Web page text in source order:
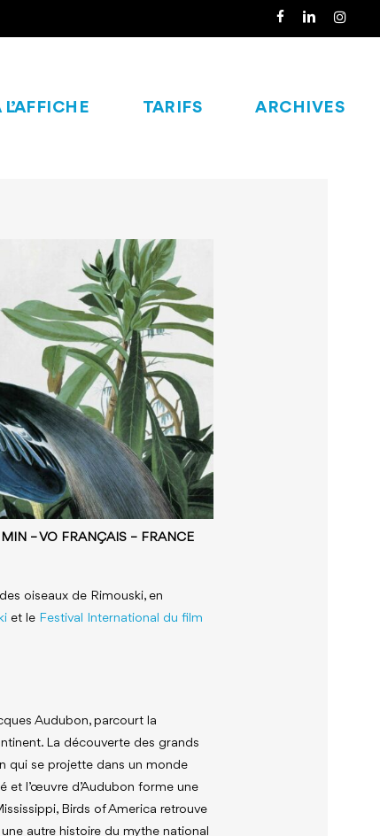
L’AFFICHE TARIFS ARCHIVES
– VO FRANÇAIS – FRANCE
oiseaux de Rimouski, en
et le Festival International du film
Audubon, parcourt la
La découverte des grands
qui se projette dans un monde
et l’œuvre d’Audubon forme une
Birds of America retrouve
autre histoire du mythe national